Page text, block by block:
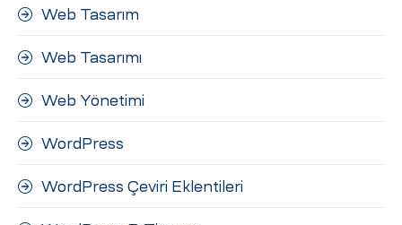
Web Tasarım
Web Tasarımı
Web Yönetimi
WordPress
WordPress Çeviri Eklentileri